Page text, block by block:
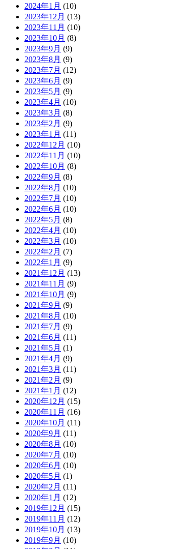
2024年1月 (10)
2023年12月 (13)
2023年11月 (10)
2023年10月 (8)
2023年9月 (9)
2023年8月 (9)
2023年7月 (12)
2023年6月 (9)
2023年5月 (9)
2023年4月 (10)
2023年3月 (8)
2023年2月 (9)
2023年1月 (11)
2022年12月 (10)
2022年11月 (10)
2022年10月 (8)
2022年9月 (8)
2022年8月 (10)
2022年7月 (10)
2022年6月 (10)
2022年5月 (8)
2022年4月 (10)
2022年3月 (10)
2022年2月 (7)
2022年1月 (9)
2021年12月 (13)
2021年11月 (9)
2021年10月 (9)
2021年9月 (9)
2021年8月 (10)
2021年7月 (9)
2021年6月 (11)
2021年5月 (1)
2021年4月 (9)
2021年3月 (11)
2021年2月 (9)
2021年1月 (12)
2020年12月 (15)
2020年11月 (16)
2020年10月 (11)
2020年9月 (11)
2020年8月 (10)
2020年7月 (10)
2020年6月 (10)
2020年5月 (1)
2020年2月 (11)
2020年1月 (12)
2019年12月 (15)
2019年11月 (12)
2019年10月 (13)
2019年9月 (10)